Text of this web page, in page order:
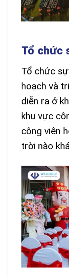
Tổ chức
Tổ chức
hoạch và
diễn ra ở
khu vực
công viên
trời nào